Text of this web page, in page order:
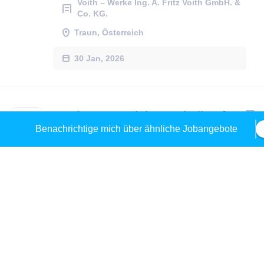
Voith – Werke Ing. A. Fritz Voith GmbH. &
Co. KG.
Traun, Österreich
30 Jan, 2026
Lehre zum Elektrotechniker für
Anlagen- und Betriebstechnik
(m/w/d)
Benachrichtige mich über ähnliche Jobangebote